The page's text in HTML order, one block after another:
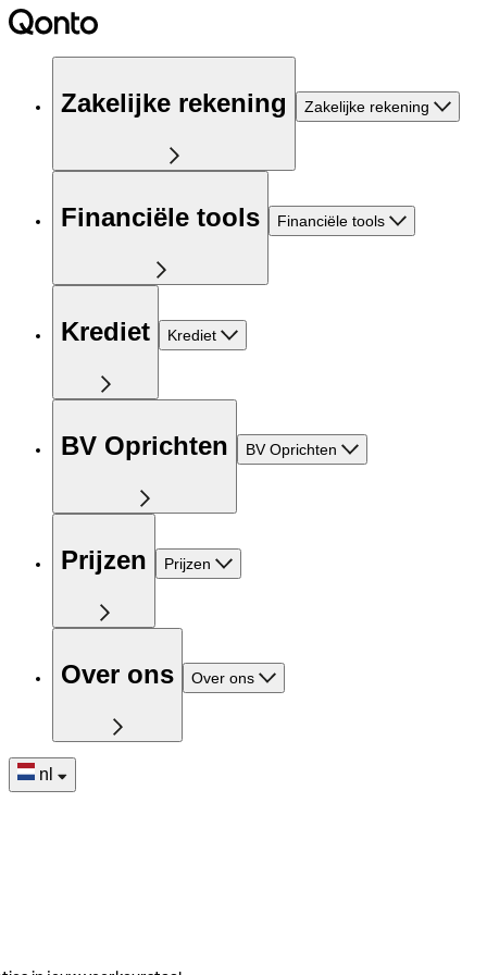
Zakelijke rekening Zakelijke rekening
Financiële tools Financiële tools
Krediet Krediet
BV Oprichten BV Oprichten
Prijzen Prijzen
Over ons Over ons
nl